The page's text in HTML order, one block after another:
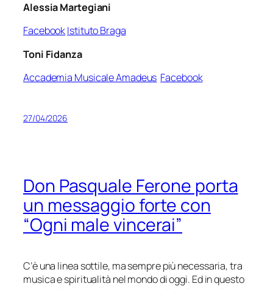
Alessia Martegiani
FacebookIstituto Braga
Toni Fidanza
Accademia Musicale Amadeus Facebook
27/04/2026
Don Pasquale Ferone porta
un messaggio forte con
“Ogni male vincerai”
C’è una linea sottile, ma sempre più necessaria, tra
musica e spiritualità nel mondo di oggi. Ed in questo